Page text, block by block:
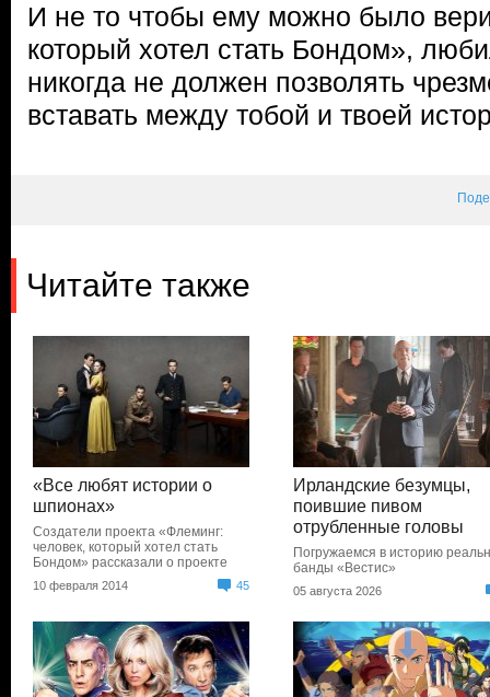
И не то чтобы ему можно было
который хотел стать Бондом»,
никогда не должен позволять
вставать между тобой и твоей
Читайте также
«Все любят истории о
шпионах»
Создатели проекта «Флеминг:
человек, который хотел стать
Бондом» рассказали о проекте
10 февраля 2014 45
Ирландские безумцы,
поившие пивом
отрубленные головы
Погружаемся в историю
банды «Вестис»
05 августа 2026